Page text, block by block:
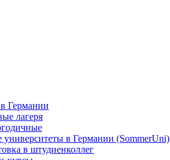
Германии
лагеря
университеты в Германии (SommerUni)
в штудиенколлег